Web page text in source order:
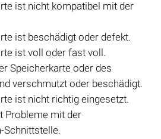
ist nicht kompatibel mit der
ist beschädigt oder defekt.
ist voll oder fast voll.
Speicherkarte oder des
verschmutzt oder beschädigt.
ist nicht richtig eingesetzt.
Probleme mit der
Schnittstelle.